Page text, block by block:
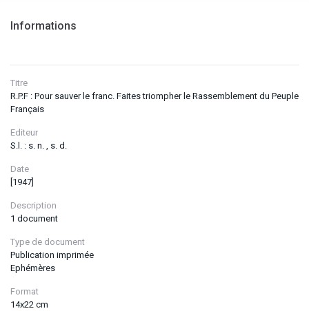
Informations
Titre
R.P.F : Pour sauver le franc. Faites triompher le Rassemblement du Peuple
Français
Editeur
S.l. : s. n. , s. d.
Date
[1947]
Description
1 document
Type de document
Publication imprimée
Ephémères
Format
14x22 cm